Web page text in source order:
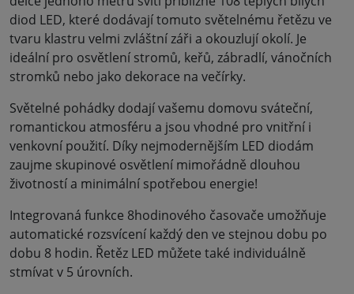
diod LED, které dodávají tomuto světelnému řetězu ve
tvaru klastru velmi zvláštní záři a okouzlují okolí. Je
ideální pro osvětlení stromů, keřů, zábradlí, vánočních
stromků nebo jako dekorace na večírky.
Světelné pohádky dodají vašemu domovu sváteční,
romantickou atmosféru a jsou vhodné pro vnitřní i
venkovní použití. Díky nejmodernějším LED diodám
zaujme skupinové osvětlení mimořádně dlouhou
životností a minimální spotřebou energie!
Integrovaná funkce 8hodinového časovače umožňuje
automatické rozsvícení každý den ve stejnou dobu po
dobu 8 hodin. Řetěz LED můžete také individuálně
stmívat v 5 úrovních.